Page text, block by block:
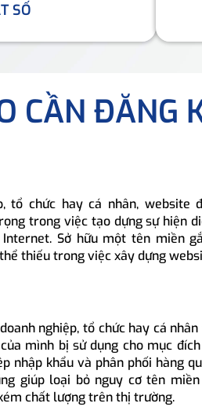
SỐ
CẦN ĐĂNG
tổ chức hay cá nhân, website
trong việc tạo dựng sự hiện
Sở hữu một tên miền
thiếu trong việc xây dựng
nghiệp, tổ chức hay cá
mình bị sử dụng cho mục đích
nhập khẩu và phân phối hàng
giúp loại bỏ nguy cơ tên
chất lượng trên thị trường.